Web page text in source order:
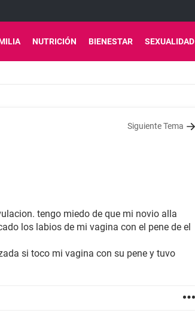
NUTRICIÓN BIENESTAR SEXUALIDAD
Siguiente Tema
tengo miedo de que mi novio alla
los labios de mi vagina con el pene de el
si toco mi vagina con su pene y tuvo